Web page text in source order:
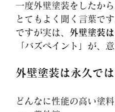
一度外壁塗装をしたか
とてもよく聞く言葉です
ですが実は、 外壁塗装
「バズペイント」が、
外壁塗装は永久で
どんなに性能の高い塗